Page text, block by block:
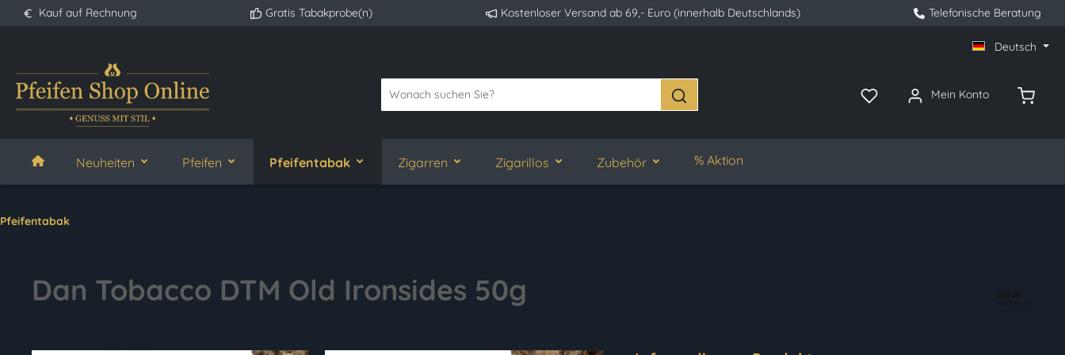
Zur Hauptnavigation springen
Kauf auf Rechnung Gratis Tabakprobe(n) Kostenloser Versand ab 69,- Euro (innerhalb Deutschlands) Telefonische Beratung
Deutsch
Mein Konto
Neuheiten Pfeifen Pfeifentabak Zigarren Zigarillos Zubehör % Aktion
Pfeifentabak
Dan Tobacco DTM Old Ironsides 50g